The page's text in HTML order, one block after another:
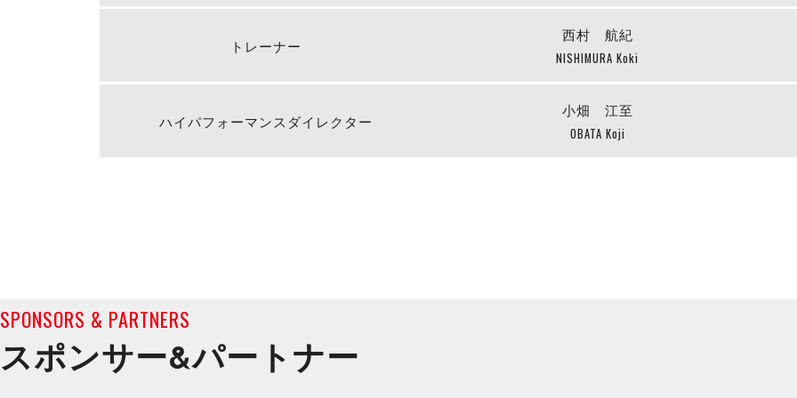
トレーナー
西村 航紀
NISHIMURA Koki
ハイパフォーマンスダイレクター
小畑 江至
OBATA Koji
SPONSORS & PARTNERS
スポンサー&パートナー